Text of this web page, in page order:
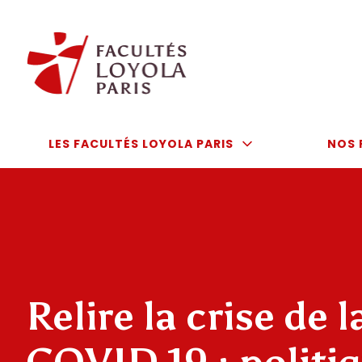
contenu
LES FACULTÉS LOYOLA PARIS NOS
Relire la crise de